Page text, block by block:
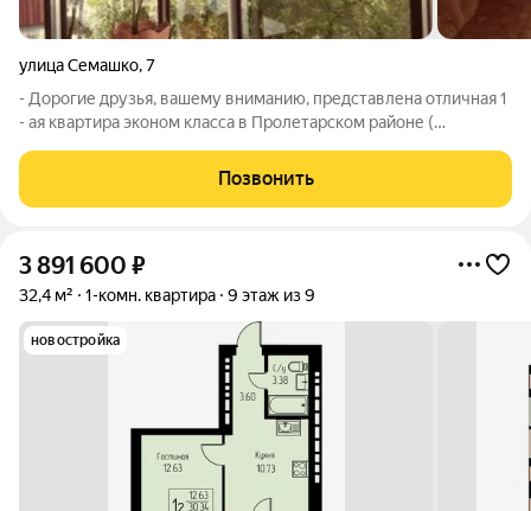
улица Семашко,7
- Дорогие друзья, вашему вниманию, представлена отличная 1
- ая квартира эконом класса в Пролетарском районе (
к заселению, ключ в день сделки. - Брежневская серия, газ, без
колонки - Два
Позвонить
3 891 600 ₽
32,4 м² 1-комн. квартира 9 этаж из 9
новостройка